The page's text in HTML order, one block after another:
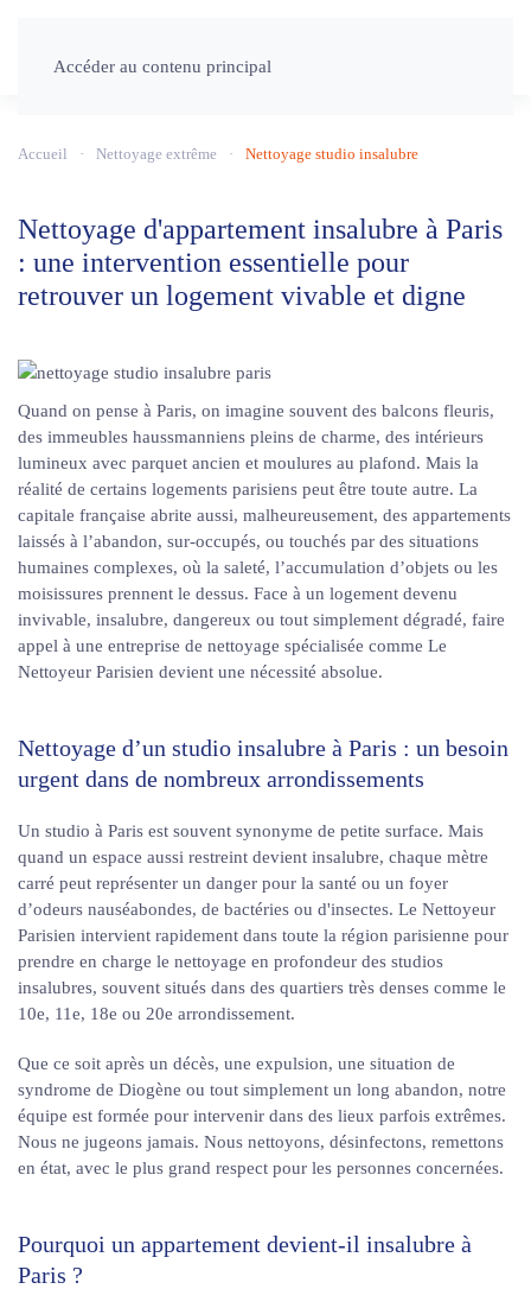
Accéder au contenu principal
Accueil Nettoyage extrême Nettoyage studio insalubre
Nettoyage d'appartement insalubre à Paris
: une intervention essentielle pour
retrouver un logement vivable et digne
Quand on pense à Paris, on imagine souvent des balcons fleuris,
des immeubles haussmanniens pleins de charme, des intérieurs
lumineux avec parquet ancien et moulures au plafond. Mais la
réalité de certains logements parisiens peut être toute autre. La
capitale française abrite aussi, malheureusement, des appartements
laissés à l’abandon, sur-occupés, ou touchés par des situations
humaines complexes, où la saleté, l’accumulation d’objets ou les
moisissures prennent le dessus. Face à un logement devenu
invivable, insalubre, dangereux ou tout simplement dégradé, faire
appel à une entreprise de nettoyage spécialisée comme Le
Nettoyeur Parisien devient une nécessité absolue.
Nettoyage d’un studio insalubre à Paris : un besoin
urgent dans de nombreux arrondissements
Un studio à Paris est souvent synonyme de petite surface. Mais
quand un espace aussi restreint devient insalubre, chaque mètre
carré peut représenter un danger pour la santé ou un foyer
d’odeurs nauséabondes, de bactéries ou d'insectes. Le Nettoyeur
Parisien intervient rapidement dans toute la région parisienne pour
prendre en charge le nettoyage en profondeur des studios
insalubres, souvent situés dans des quartiers très denses comme le
10e, 11e, 18e ou 20e arrondissement.
Que ce soit après un décès, une expulsion, une situation de
syndrome de Diogène ou tout simplement un long abandon, notre
équipe est formée pour intervenir dans des lieux parfois extrêmes.
Nous ne jugeons jamais. Nous nettoyons, désinfectons, remettons
en état, avec le plus grand respect pour les personnes concernées.
Pourquoi un appartement devient-il insalubre à
Paris ?